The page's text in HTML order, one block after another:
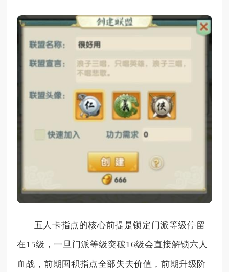
五人卡指点的核心前提是锁定门派等级停留
在15级，一旦门派等级突破16级会直接解锁六人
血战，前期囤积指点全部失去价值，前期升级阶